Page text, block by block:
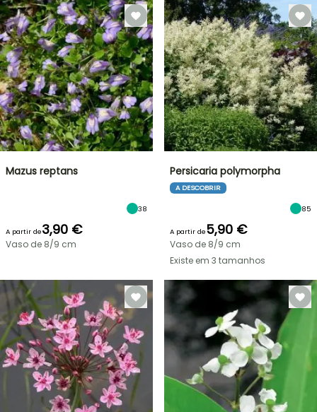
Mazus reptans
38
A partir de3,90 €
Vaso de 8/9 cm
Persicaria polymorpha
A DESCOBRIR
85
A partir de5,90 €
Vaso de 8/9 cm
Existe em 3 tamanhos